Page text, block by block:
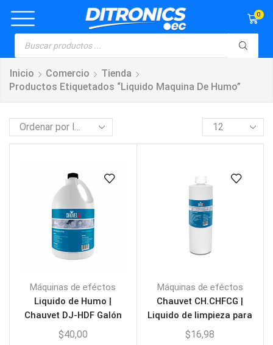
0
Inicio Comercio
Tienda
Productos Etiquetados “liquido Maquina De Humo”
Máquinas de eféctos
Liquido de Humo |
Chauvet DJ-HDF Galón
$40,00
Máquinas de eféctos
Chauvet CH.CHFCG |
Liquido de limpieza para
Cámara de Humo
$16,98